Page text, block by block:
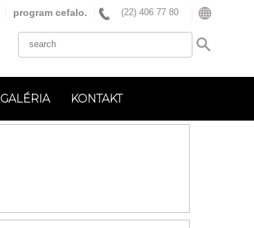
(22) 406 77 80
program cefalo.
GALÉRIA KONTAKT